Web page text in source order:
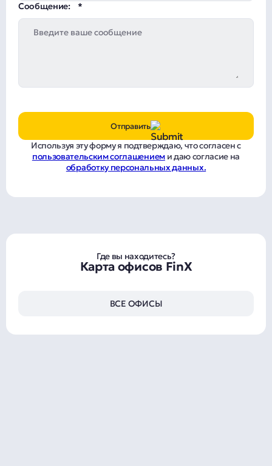
Сообщение:
Отправить
Используя эту форму я подтверждаю, что согласен с
пользовательским соглашениеми даю согласие на
обработку персональных данных.
Где вы находитесь?
Карта офисов FinX
ВСЕ ОФИСЫ